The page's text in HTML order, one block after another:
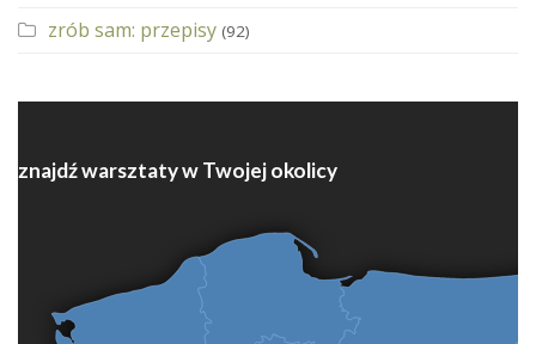
zrób sam: przepisy (92)
znajdź warsztaty w Twojej okolicy